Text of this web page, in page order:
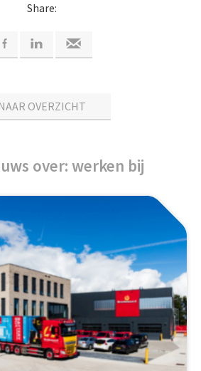
Share:
OVERZICHT
over: werken bij